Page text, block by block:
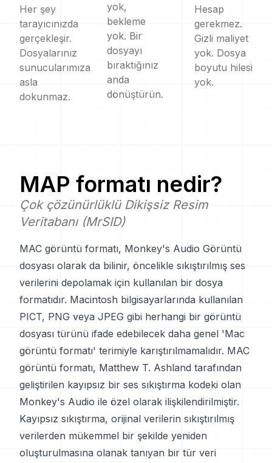
Her şey
tarayıcınızda
gerçekleşir.
Dosyalarınız
sunucularımıza
asla
dokunmaz.
yok,
bekleme
yok. Bir
dosyayı
bıraktığınız
anda
dönüştürün.
Hesap
gerekmez.
Gizli maliyet
yok. Dosya
boyutu hilesi
yok.
MAP formatı nedir?
Çok çözünürlüklü Dikişsiz Resim
Veritabanı (MrSID)
MAC görüntü formatı, Monkey's Audio Görüntü
dosyası olarak da bilinir, öncelikle sıkıştırılmış ses
verilerini depolamak için kullanılan bir dosya
formatıdır. Macintosh bilgisayarlarında kullanılan
PICT, PNG veya JPEG gibi herhangi bir görüntü
dosyası türünü ifade edebilecek daha genel 'Mac
görüntü formatı' terimiyle karıştırılmamalıdır. MAC
görüntü formatı, Matthew T. Ashland tarafından
geliştirilen kayıpsız bir ses sıkıştırma kodeki olan
Monkey's Audio ile özel olarak ilişkilendirilmiştir.
Kayıpsız sıkıştırma, orijinal verilerin sıkıştırılmış
verilerden mükemmel bir şekilde yeniden
oluşturulmasına olanak tanıyan bir tür veri